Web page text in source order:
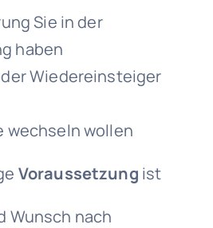
Sie in der
haben
Wiedereinsteiger
wechseln wollen
Voraussetzung ist
Wunsch nach